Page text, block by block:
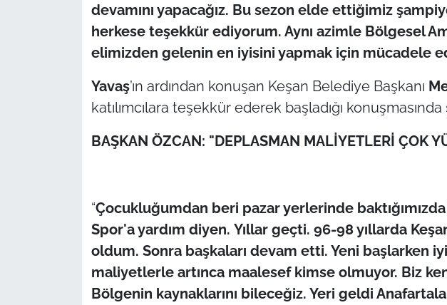
devamını yapacağız. Bu sezon elde ettiğimiz
herkese teşekkür ediyorum. Aynı azimle Bölgesel
elimizden gelenin en iyisini yapmak için mücadele
Yavaş’ın ardından konuşan Keşan Belediye Başkanı
katılımcılara teşekkür ederek başladığı
BAŞKAN ÖZCAN: "DEPLASMAN MALİYETLERİ ÇOK
“Çocukluğumdan beri pazar yerlerinde baktığımızda
Spor'a yardım diyen. Yıllar geçti. 96-98 yıllarda
oldum. Sonra başkaları devam etti. Yeni başlarken
maliyetlerle artınca maalesef kimse olmuyor. Biz
Bölgenin kaynaklarını bileceğiz. Yeri geldi